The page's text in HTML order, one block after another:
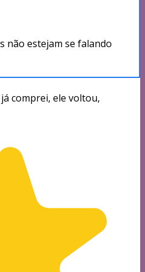
não estejam se falando
comprei, ele voltou,